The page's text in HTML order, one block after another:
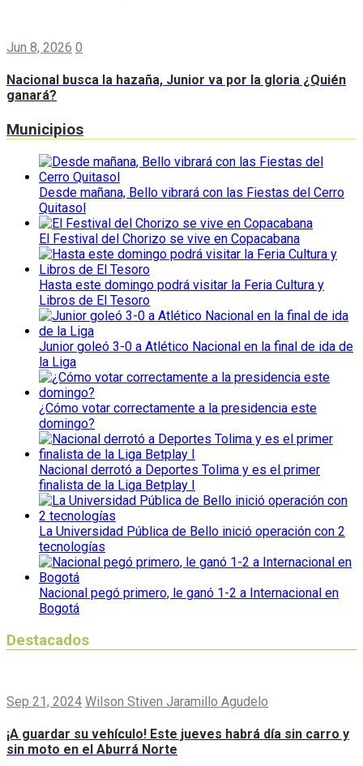
Jun 8, 2026 0
Nacional busca la hazaña, Junior va por la gloria ¿Quién
ganará?
Municipios
Desde mañana, Bello vibrará con las Fiestas del Cerro
Quitasol
El Festival del Chorizo se vive en Copacabana
Hasta este domingo podrá visitar la Feria Cultura y
Libros de El Tesoro
Junior goleó 3-0 a Atlético Nacional en la final de ida de
la Liga
¿Cómo votar correctamente a la presidencia este
domingo?
Nacional derrotó a Deportes Tolima y es el primer
finalista de la Liga Betplay I
La Universidad Pública de Bello inició operación con 2
tecnologías
Nacional pegó primero, le ganó 1-2 a Internacional en
Bogotá
Destacados
Sep 21, 2024 Wilson Stiven Jaramillo Agudelo
¡A guardar su vehículo! Este jueves habrá día sin carro y
sin moto en el Aburrá Norte